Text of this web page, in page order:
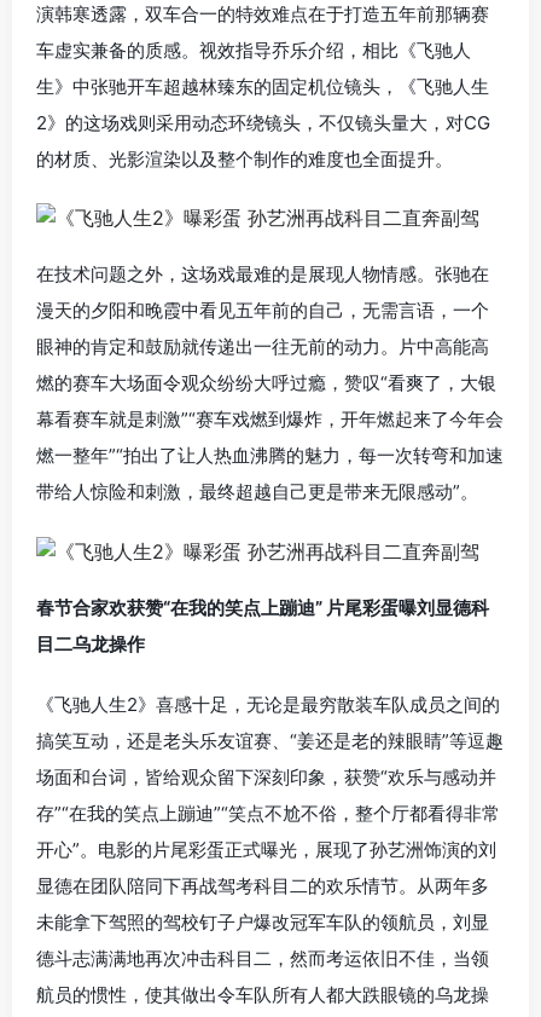
演韩寒透露，双车合一的特效难点在于打造五年前那辆赛
车虚实兼备的质感。视效指导乔乐介绍，相比《飞驰人
生》中张驰开车超越林臻东的固定机位镜头，《飞驰人生
2》的这场戏则采用动态环绕镜头，不仅镜头量大，对CG
的材质、光影渲染以及整个制作的难度也全面提升。
在技术问题之外，这场戏最难的是展现人物情感。张驰在
漫天的夕阳和晚霞中看见五年前的自己，无需言语，一个
眼神的肯定和鼓励就传递出一往无前的动力。片中高能高
燃的赛车大场面令观众纷纷大呼过瘾，赞叹“看爽了，大银
幕看赛车就是刺激”“赛车戏燃到爆炸，开年燃起来了今年会
燃一整年”“拍出了让人热血沸腾的魅力，每一次转弯和加速
带给人惊险和刺激，最终超越自己更是带来无限感动”。
春节合家欢获赞“在我的笑点上蹦迪” 片尾彩蛋曝刘显德科
目二乌龙操作
《飞驰人生2》喜感十足，无论是最穷散装车队成员之间的
搞笑互动，还是老头乐友谊赛、“姜还是老的辣眼睛”等逗趣
场面和台词，皆给观众留下深刻印象，获赞“欢乐与感动并
存”“在我的笑点上蹦迪”“笑点不尬不俗，整个厅都看得非常
开心”。电影的片尾彩蛋正式曝光，展现了孙艺洲饰演的刘
显德在团队陪同下再战驾考科目二的欢乐情节。从两年多
未能拿下驾照的驾校钉子户爆改冠军车队的领航员，刘显
德斗志满满地再次冲击科目二，然而考运依旧不佳，当领
航员的惯性，使其做出令车队所有人都大跌眼镜的乌龙操